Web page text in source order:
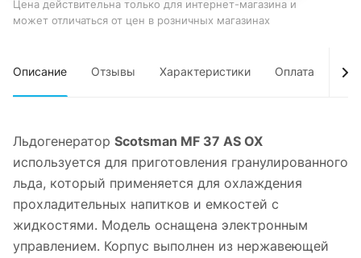
Цена действительна только для интернет-магазина и
может отличаться от цен в розничных магазинах
Описание Отзывы Характеристики Оплата
Льдогенератор Scotsman MF 37 AS OX
используется для приготовления гранулированного
льда, который применяется для охлаждения
прохладительных напитков и емкостей с
жидкостями. Модель оснащена электронным
управлением. Корпус выполнен из нержавеющей